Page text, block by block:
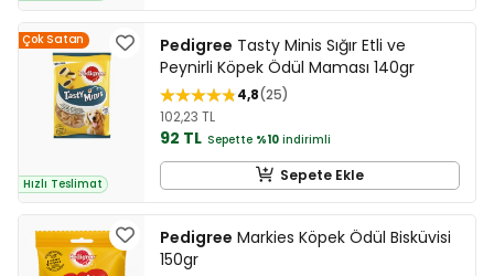
Çok Satan
Hızlı Teslimat
Pedigree Tasty Minis Sığır Etli ve
Peynirli Köpek Ödül Maması 140gr
4,8 25
102,23 TL
92 TL Sepette %10 indirimli
Sepete Ekle
Pedigree Markies Köpek Ödül Bisküvisi
150gr